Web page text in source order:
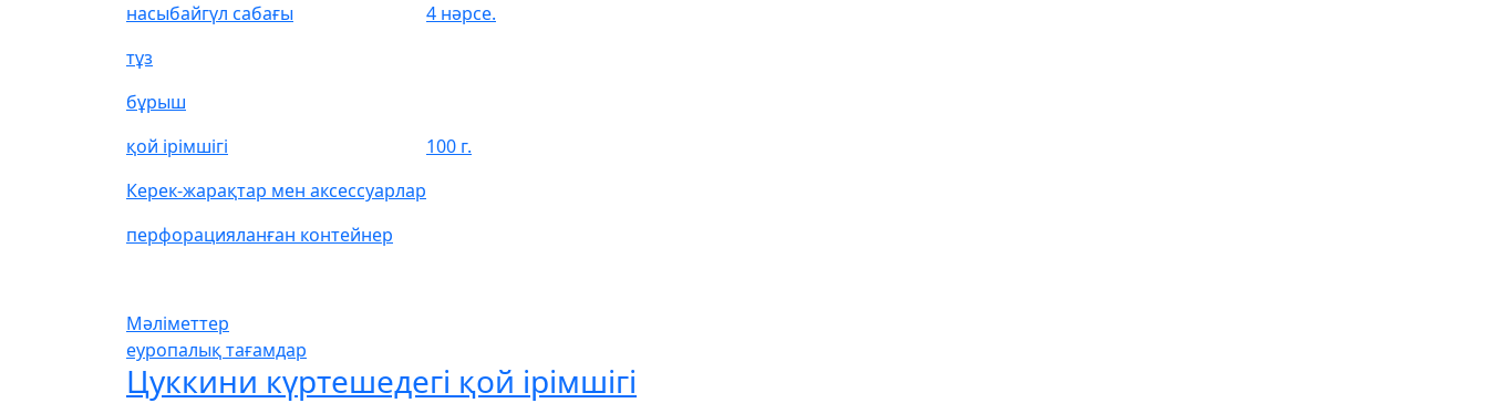
насыбайгүл сабағы
4 нәрсе.
тұз
бұрыш
қой ірімшігі
100 г.
Керек-жарақтар мен аксессуарлар
перфорацияланған контейнер
Мәліметтер
еуропалық тағамдар
Цуккини күртешедегі қой ірімшігі